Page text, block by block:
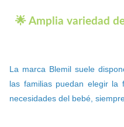
🌟 Amplia variedad
La marca Blemil suele
las familias puedan elegir
necesidades del bebé,